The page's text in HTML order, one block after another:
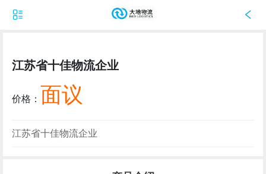
江苏省十佳物流企业
价格： 面议
江苏省十佳物流企业